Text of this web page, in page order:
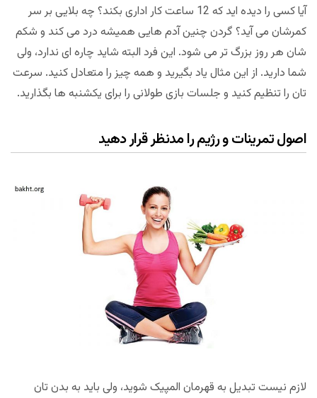
آیا کسی را دیده اید که 12 ساعت کار اداری بکند؟ چه بلایی بر سر
کمرشان می آید؟ گردن چنین آدم هایی همیشه درد می کند و شکم
شان هر روز بزرگ تر می شود. این فرد البته شاید چاره ای ندارد، ولی
شما دارید. از این مثال یاد بگیرید و همه چیز را متعادل کنید. سرعت
تان را تنظیم کنید و جلسات بازی طولانی را برای یکشنبه ها بگذارید.
اصول تمرینات و رژیم را مدنظر قرار دهید
لازم نیست تبدیل به قهرمان المپیک شوید، ولی باید به بدن تان